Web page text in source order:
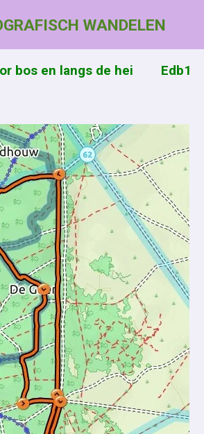
WANDELEN
bos en langs de hei Edb1